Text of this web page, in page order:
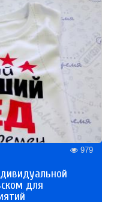
979
для